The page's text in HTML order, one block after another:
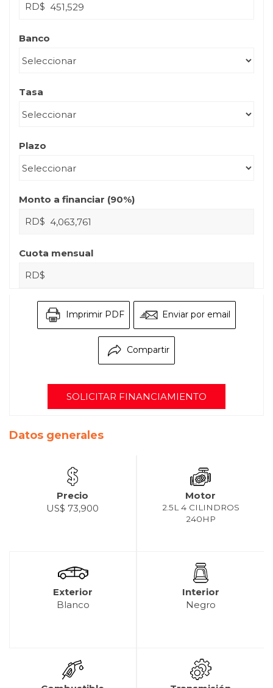
RD$
Banco
Tasa
Plazo
Monto a financiar (90%)
RD$
Cuota mensual
RD$
Imprimir PDF Enviar por email
Compartir
SOLICITAR FINANCIAMIENTO
Datos generales
Precio
US$ 73,900
Motor
2.5L 4 CILINDROS
240HP
Exterior
Blanco
Interior
Negro